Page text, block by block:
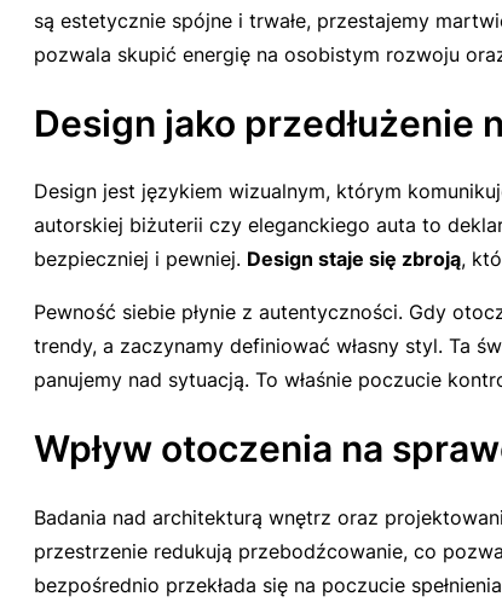
są estetycznie spójne i trwałe, przestajemy
pozwala skupić energię na osobistym rozwoju
Design jako przedłużenie
Design jest językiem wizualnym, którym
autorskiej biżuterii czy eleganckiego auta to
bezpieczniej i pewniej. Design staje się zbroją,
Pewność siebie płynie z autentyczności. Gdy
trendy, a zaczynamy definiować własny styl. Ta
panujemy nad sytuacją. To właśnie poczucie
Wpływ otoczenia na
Badania nad architekturą wnętrz oraz
przestrzenie redukują przebodźcowanie, co
bezpośrednio przekłada się na poczucie